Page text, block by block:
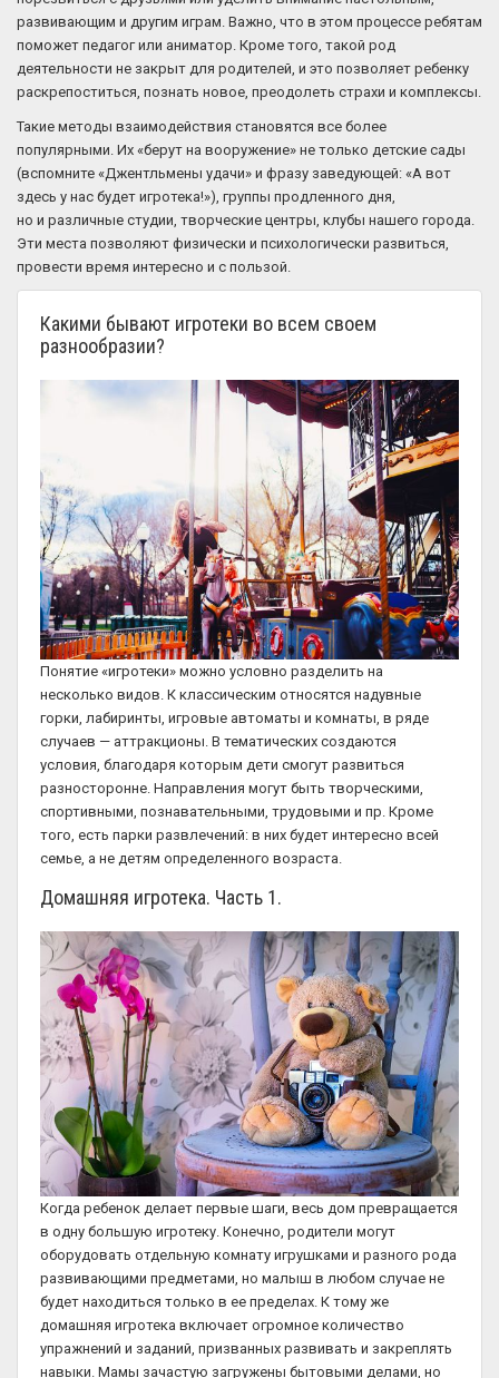
развивающим и другим играм. Важно, что в этом процессе ребятам
поможет педагог или аниматор. Кроме того, такой род
деятельности не закрыт для родителей, и это позволяет ребенку
раскрепоститься, познать новое, преодолеть страхи и комплексы.
Такие методы взаимодействия становятся все более
популярными. Их «берут на вооружение» не только детские сады
(вспомните «Джентльмены удачи» и фразу заведующей: «А вот
здесь у нас будет игротека!»), группы продленного дня,
но и различные студии, творческие центры, клубы нашего города.
Эти места позволяют физически и психологически развиться,
провести время интересно и с пользой.
Какими бывают игротеки во всем своем
разнообразии?
Понятие «игротеки» можно условно разделить на
несколько видов. К классическим относятся надувные
горки, лабиринты, игровые автоматы и комнаты, в ряде
случаев — аттракционы. В тематических создаются
условия, благодаря которым дети смогут развиться
разносторонне. Направления могут быть творческими,
спортивными, познавательными, трудовыми и пр. Кроме
того, есть парки развлечений: в них будет интересно всей
семье, а не детям определенного возраста.
Домашняя игротека. Часть 1.
Когда ребенок делает первые шаги, весь дом превращается
в одну большую игротеку. Конечно, родители могут
оборудовать отдельную комнату игрушками и разного рода
развивающими предметами, но малыш в любом случае не
будет находиться только в ее пределах. К тому же
домашняя игротека включает огромное количество
упражнений и заданий, призванных развивать и закреплять
навыки. Мамы зачастую загружены бытовыми делами, но